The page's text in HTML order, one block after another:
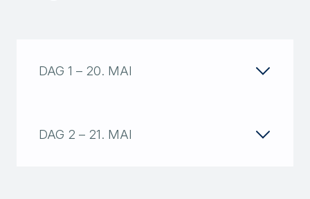
DAG 1 – 20. MAI
DAG 2 – 21. MAI